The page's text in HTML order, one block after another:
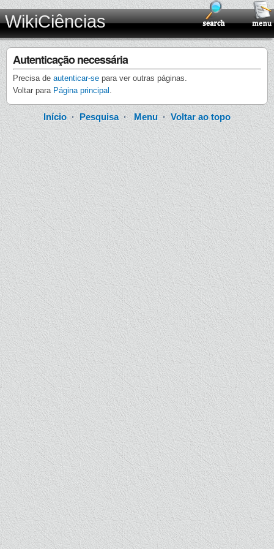
WikiCiências
Autenticação necessária
Precisa de autenticar-se para ver outras páginas.
Voltar para Página principal .
Início · Pesquisa·Menu ·Voltar ao topo